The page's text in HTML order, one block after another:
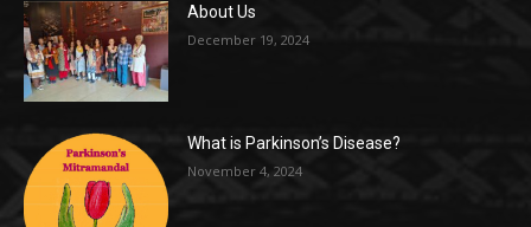
About Us
December 19, 2024
What is Parkinson’s Disease?
November 4, 2024